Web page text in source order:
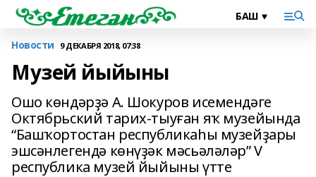
Новости 9 ДЕКАБРЯ 2018, 07:38
Музей йыйыны
Ошо көндәрҙә А. Шокуров исемендәге
Октябрьский тарих-тыуған яҡ музейында
“Башҡортостан республикаһы музейҙары
эшсәнлегендә көнүҙәк мәсьәләләр” V
республика музей йыйыны үтте